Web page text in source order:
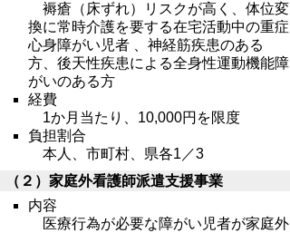
褥瘡（床ずれ）リスクが高く、体位変
換に常時介護を要する在宅活動中の重症
心身障がい児者 、神経筋疾患のある
方、後天性疾患による全身性運動機能障
がいのある方
経費
1か月当たり、10,000円を限度
負担割合
本人、市町村、県各1／3
（２）家庭外看護師派遣支援事業
内容
医療行為が必要な障がい児者が家庭外